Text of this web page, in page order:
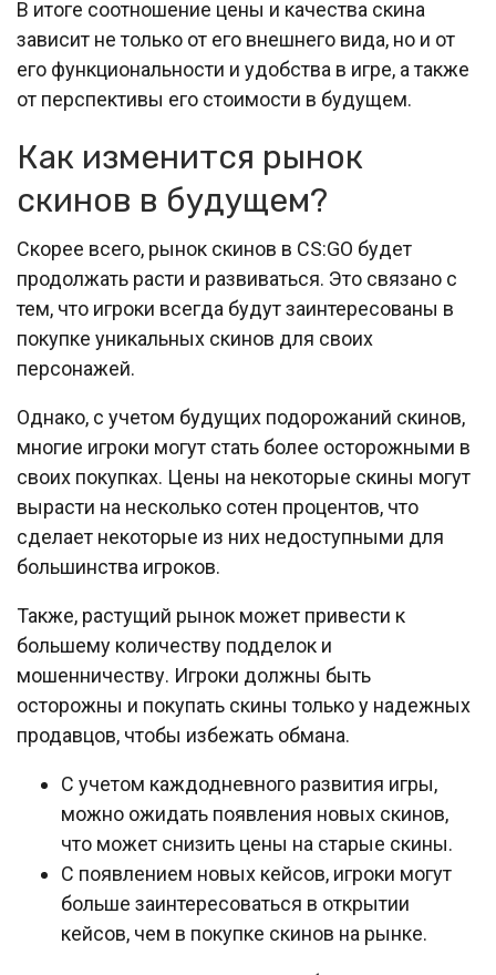
В итоге соотношение цены и качества скина
зависит не только от его внешнего вида, но и от
его функциональности и удобства в игре, а также
от перспективы его стоимости в будущем.
Как изменится рынок
скинов в будущем?
Скорее всего, рынок скинов в CS:GO будет
продолжать расти и развиваться. Это связано с
тем, что игроки всегда будут заинтересованы в
покупке уникальных скинов для своих
персонажей.
Однако, с учетом будущих подорожаний скинов,
многие игроки могут стать более осторожными в
своих покупках. Цены на некоторые скины могут
вырасти на несколько сотен процентов, что
сделает некоторые из них недоступными для
большинства игроков.
Также, растущий рынок может привести к
большему количеству подделок и
мошенничеству. Игроки должны быть
осторожны и покупать скины только у надежных
продавцов, чтобы избежать обмана.
С учетом каждодневного развития игры,
можно ожидать появления новых скинов,
что может снизить цены на старые скины.
С появлением новых кейсов, игроки могут
больше заинтересоваться в открытии
кейсов, чем в покупке скинов на рынке.